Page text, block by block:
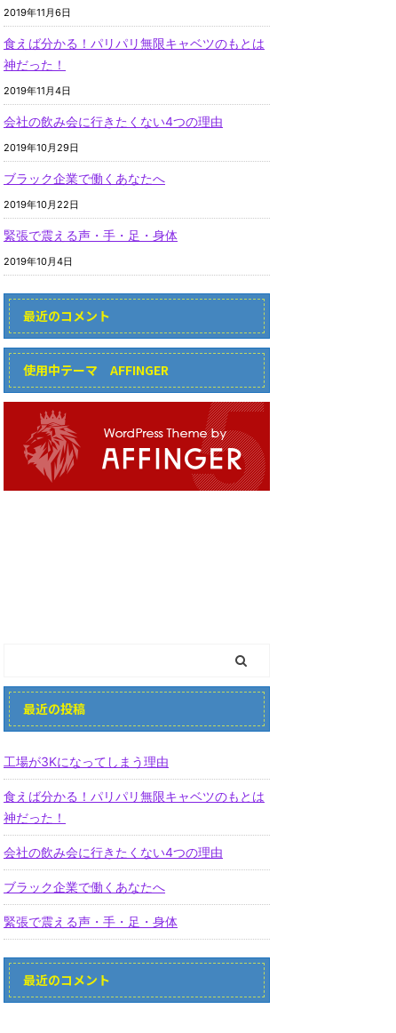
2019年11月6日
食えば分かる！パリパリ無限キャベツのもとは
神だった！
2019年11月4日
会社の飲み会に行きたくない4つの理由
2019年10月29日
ブラック企業で働くあなたへ
2019年10月22日
緊張で震える声・手・足・身体
2019年10月4日
最近のコメント
使用中テーマ AFFINGER
最近の投稿
工場が3Kになってしまう理由
食えば分かる！パリパリ無限キャベツのもとは
神だった！
会社の飲み会に行きたくない4つの理由
ブラック企業で働くあなたへ
緊張で震える声・手・足・身体
最近のコメント